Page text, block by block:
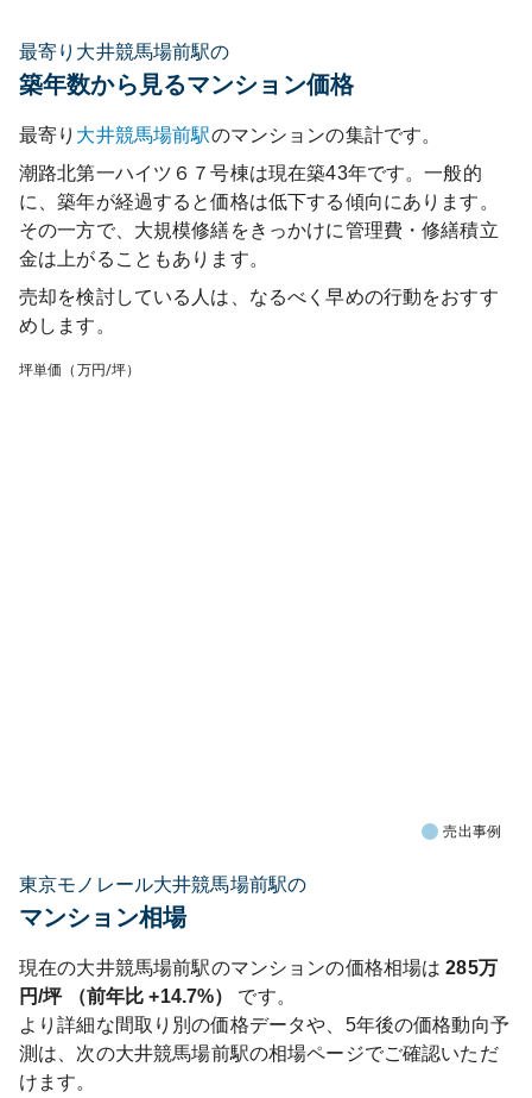
最寄り大井競馬場前駅の
築年数から見るマンション価格
最寄り 大井競馬場前駅のマンションの集計です。
潮路北第一ハイツ６７号棟は現在築43年です。一般的
に、築年が経過すると価格は低下する傾向にあります。
その一方で、大規模修繕をきっかけに管理費・修繕積立
金は上がることもあります。
売却を検討している人は、なるべく早めの行動をおすす
めします。
坪単価（万円/坪）
売出事例
東京モノレール大井競馬場前駅の
マンション相場
現在の大井競馬場前駅のマンションの価格相場は 285万
円/坪 （前年比+14.7%）
です。
より詳細な間取り別の価格データや、5年後の価格動向予
測は、次の大井競馬場前駅の相場ページでご確認いただ
けます。